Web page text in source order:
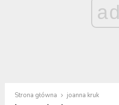
ad
Strona główna joanna kruk